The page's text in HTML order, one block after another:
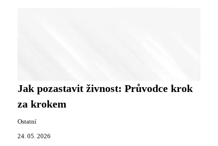
Jak pozastavit živnost: Průvodce krok
za krokem
Ostatní
24. 05. 2026